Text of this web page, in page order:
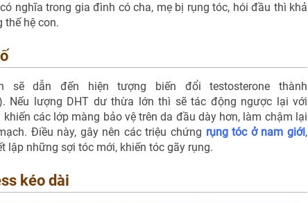
nghĩa trong gia đình có cha, mẹ bị rụng tóc, hói đầu thì khả
thế hệ con.
sẽ dẫn đến hiện tượng biến đổi testosterone thành
Nếu lượng DHT dư thừa lớn thì sẽ tác động ngược lại với
các lớp màng bảo vệ trên da đầu dày hơn, làm chậm lại
Điều này, gây nên các triệu chứng rụng tóc ở nam giới,
lập những sợi tóc mới, khiến tóc gãy rụng.
kéo dài